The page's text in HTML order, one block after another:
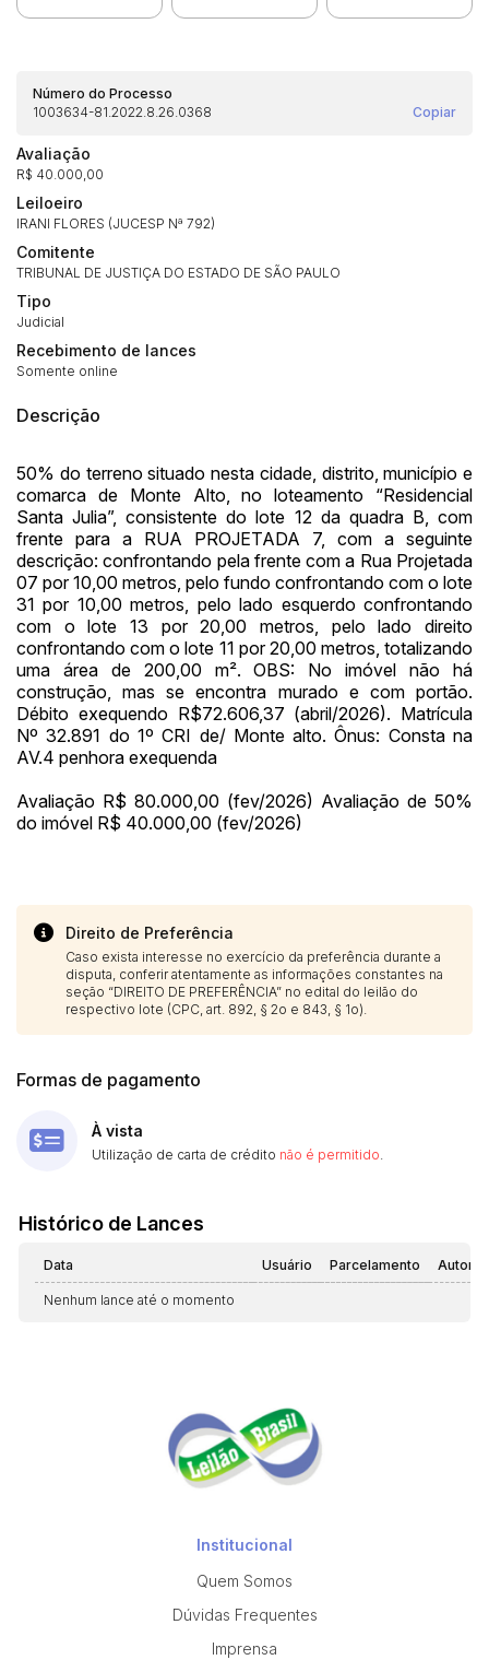
Número do Processo
1003634-81.2022.8.26.0368
Copiar
Avaliação
R$ 40.000,00
Leiloeiro
IRANI FLORES (JUCESP Nª 792)
Comitente
TRIBUNAL DE JUSTIÇA DO ESTADO DE SÃO PAULO
Tipo
Judicial
Recebimento de lances
Somente online
Descrição
50% do terreno situado nesta cidade, distrito, município e
comarca de Monte Alto, no loteamento “Residencial
Santa Julia”, consistente do lote 12 da quadra B, com
frente para a RUA PROJETADA 7, com a seguinte
descrição: confrontando pela frente com a Rua Projetada
07 por 10,00 metros, pelo fundo confrontando com o lote
31 por 10,00 metros, pelo lado esquerdo confrontando
com o lote 13 por 20,00 metros, pelo lado direito
confrontando com o lote 11 por 20,00 metros, totalizando
uma área de 200,00 m². OBS: No imóvel não há
construção, mas se encontra murado e com portão.
Débito exequendo R$72.606,37 (abril/2026). Matrícula
Nº 32.891 do 1º CRI de/ Monte alto. Ônus: Consta na
AV.4 penhora exequenda
Avaliação R$ 80.000,00 (fev/2026) Avaliação de 50%
do imóvel R$ 40.000,00 (fev/2026)
Direito de Preferência
Caso exista interesse no exercício da preferência durante a
disputa, conferir atentamente as informações constantes na
seção “DIREITO DE PREFERÊNCIA” no edital do leilão do
respectivo lote (CPC, art. 892, § 2o e 843, § 1o).
Formas de pagamento
À vista
Utilização de carta de crédito não é permitido
Histórico de Lances
Data Usuário Parcelamento
Nenhum lance até o momento
Envie sua Proposta
Clique aqui para fazer login
propostas
Institucional
Quem Somos
Dúvidas Frequentes
Imprensa